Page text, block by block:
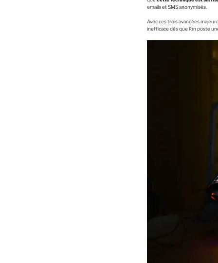
emails et SMS anonymisés.
Avec ces trois avancées
inefficace dès que l’on poste